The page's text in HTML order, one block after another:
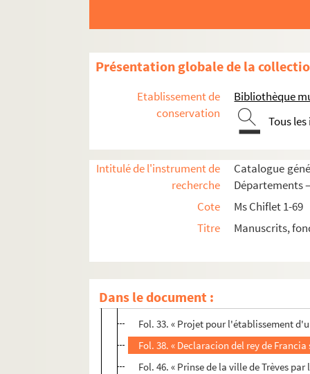
Présentation globale de la
Etablissement de
conservation
Bibliothèque
Tous
Intitulé de l'instrument de
recherche
Catalogue
Départements
Cote
Ms Chiflet 1-69
Titre
Manuscrits,
Dans le document :
Ms Chiflet 56. Mémoires, délibérations
Ms Chiflet 58. Tables des actes du
Ms Chiflet 59. Luttes intestines du
Ms Chiflet 60. « Manuel des affaires de
Ms Chiflet 61. « Rudimenta practica
Ms Chiflet 62. « Volume contenant
Ms Chiflet 63. « Police militaire, ou
Fol. II. « Table des pièces contenues
Fol. VI. « Ordonnances militaires de
Fol. 27. « Ex libris civilium
Fol. 30. « Lettre dénonciative de guerre
Fol. 33. « Projet pour l'établissement
Fol. 38. « Declaracion del rey de
Fol. 46. « Prinse de la ville de Trèves